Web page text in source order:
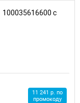
100035616600 с
11 241 р. по
промокоду